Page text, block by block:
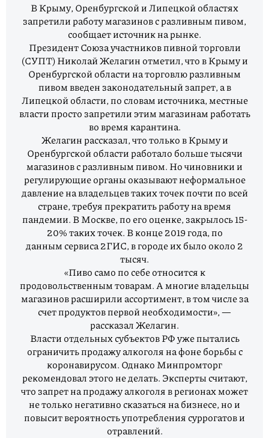
В Крыму, Оренбургской и Липецкой областях
запретили работу магазинов с разливным пивом,
сообщает источник на рынке.
Президент Союза участников пивной торговли
(СУПТ) Николай Желагин отметил, что в Крыму и
Оренбургской области на торговлю разливным
пивом введен законодательный запрет, а в
Липецкой области, по словам источника, местные
власти просто запретили этим магазинам работать
во время карантина.
Желагин рассказал, что только в Крыму и
Оренбургской области работало больше тысячи
магазинов с разливным пивом. Но чиновники и
регулирующие органы оказывают неформальное
давление на владельцев таких точек почти по всей
стране, требуя прекратить работу на время
пандемии. В Москве, по его оценке, закрылось 15-
20% таких точек. В конце 2019 года, по
данным сервиса 2ГИС, в городе их было около 2
тысяч.
«Пиво само по себе относится к
продовольственным товарам. А многие владельцы
магазинов расширили ассортимент, в том числе за
счет продуктов первой необходимости», —
рассказал Желагин.
Власти отдельных субъектов РФ уже пытались
ограничить продажу алкоголя на фоне борьбы с
коронавирусом. Однако Минпромторг
рекомендовал этого не делать. Эксперты считают,
что запрет на продажу алкоголя в регионах может
не только негативно сказаться на бизнесе, но и
повысит вероятность употребления суррогатов и
отравлений.